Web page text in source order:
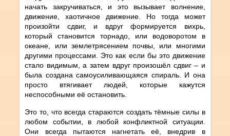
начать закручиваться, и это вызывает волнение,
движение, хаотичное движение. Но тогда может
произойти сдвиг, и вдруг формируется вихрь,
который становится торнадо, или водоворотом в
океане, или землетрясением почвы, или многими
другими процессами. Это как если бы это движение
стало видимым, а затем вдруг произошёл сдвиг – и
была создана самоусиливающаяся спираль. И она
просто втягивает людей, которые кажутся
неспособными её остановить.
Это то, что всегда стараются создать тёмные силы в
любом событии, в любой конфликтной ситуации.
Они всегда пытаются нагнетать её, внедрив в